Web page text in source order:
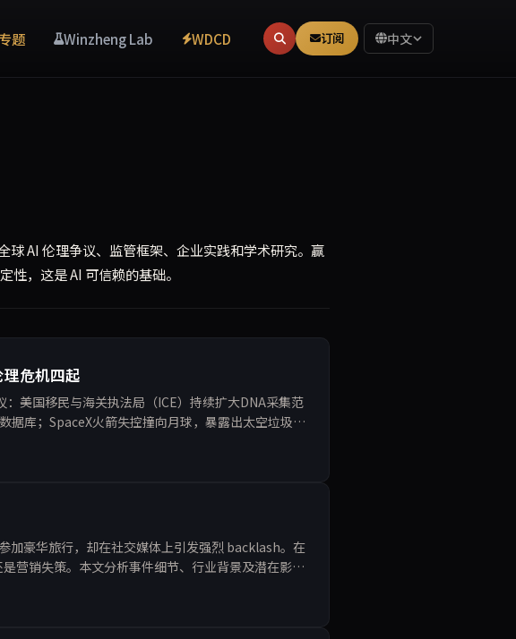
题 Winzheng Lab WDCD 订阅 中文
AI 伦理争议、监管框架、企业实践和学术研究。赢
，这是 AI 可信赖的基础。
危机四起
美国移民与海关执法局（ICE）持续扩大DNA采集范
据库；SpaceX火箭失控撞向月球，暴露出太空垃圾治
科技在权力与资本驱
加豪华旅行，却在社交媒体上引发强烈 backlash。在
营销失策。本文分析事件细节、行业背景及潜在影